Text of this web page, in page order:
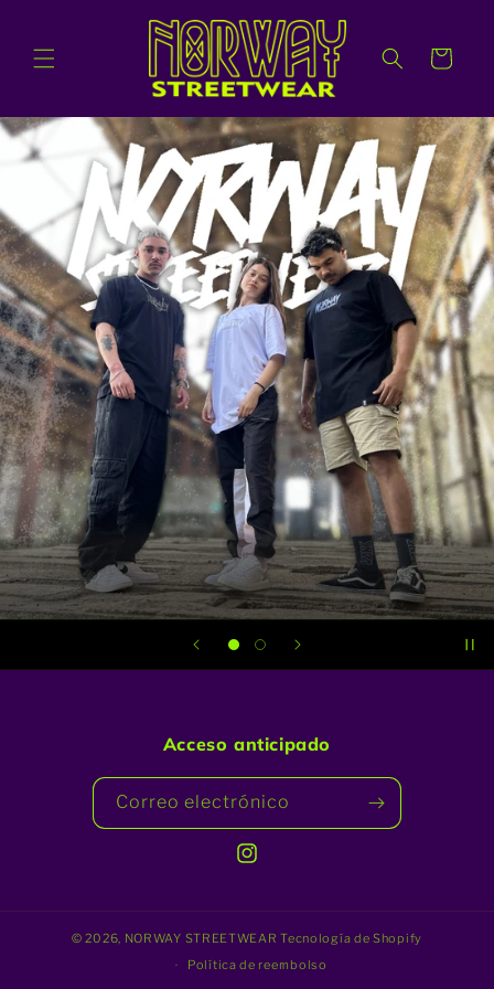
al contenido
Carrito
Acceso anticipado
Correo electrónico
Instagram
© 2026, NORWAY STREETWEAR Tecnología de Shopify
Política de reembolso